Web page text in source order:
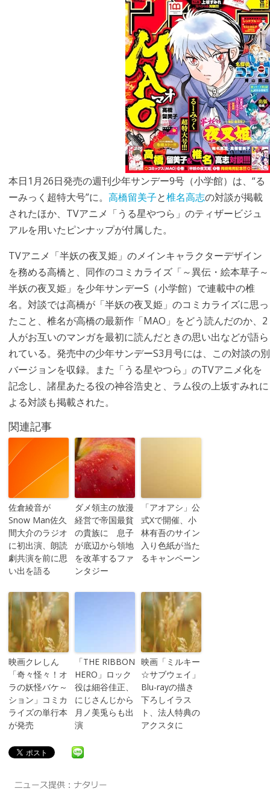
本日1月26日発売の週刊少年サンデー9号（小学館）は、“る
ーみっく超特大号”に。 高橋留美子と椎名高志の対談が掲載
されたほか、TVアニメ「うる星やつら」のティザービジュ
アルを用いたピンナップが付属した。
TVアニメ「半妖の夜叉姫」のメインキャラクターデザイン
を務める高橋と、同作のコミカライズ「～異伝・絵本草子～
半妖の夜叉姫」を少年サンデーS（小学館）で連載中の椎
名。対談では高橋が「半妖の夜叉姫」のコミカライズに思っ
たこと、椎名が高橋の最新作「MAO」をどう読んだのか、2
人がお互いのマンガを最初に読んだときの思い出などが語ら
れている。発売中の少年サンデーS3月号には、この対談の別
バージョンを収録。また「うる星やつら」のTVアニメ化を
記念し、諸星あたる役の神谷浩史と、ラム役の上坂すみれに
よる対談も掲載された。
関連記事
佐倉綾音が
Snow Man佐久
間大介のラジオ
に初出演、朗読
劇共演を前に思
い出を語る
ダメ領主の放漫
経営で帝国最貧
の貴族に 息子
が底辺から領地
を改革するファ
ンタジー
「アオアシ」公
式Xで開催、小
林有吾のサイン
入り色紙が当た
るキャンペーン
映画クレしん
「奇々怪々！オ
ラの妖怪バケ～
ション」コミカ
ライズの単行本
が発売
「THE RIBBON
HERO」ロック
役は細谷佳正、
にじさんじから
月ノ美兎らも出
演
映画「ミルキー
☆サブウェイ」
Blu-rayの描き
下ろしイラス
ト、法人特典の
アクスタに